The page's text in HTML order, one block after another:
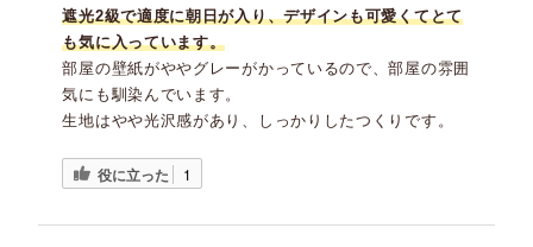
遮光2級で適度に朝日が入り、デザインも可愛くてとて
も気に入っています。
部屋の壁紙がややグレーがかっているので、部屋の雰囲
気にも馴染んでいます。
生地はやや光沢感があり、しっかりしたつくりです。
役に立った 1